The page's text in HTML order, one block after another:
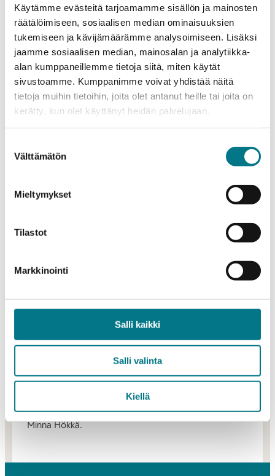
Käytämme evästeitä tarjoamamme sisällön ja mainosten
räätälöimiseen, sosiaalisen median ominaisuuksien
tukemiseen ja kävijämäärämme analysoimiseen. Lisäksi
jaamme sosiaalisen median, mainosalan ja analytiikka-
alan kumppaneillemme tietoja siitä, miten käytät
sivustoamme. Kumppanimme voivat yhdistää näitä
tietoja muihin tietoihin, joita olet antanut heille tai joita on
kerätty, kun olet käyttänyt heidän palvelujaan.
valinta
Välttämätön
Mieltymykset
Tilastot
Markkinointi
Salli kaikki
Salli valinta
Kiellä
ohjaa useita väitöskirjatutkijoita.
Minna Hökän urapolku on osoitus pitkäjänteisestä
ammatillisesta kehittymisestä. Hän on työskennellyt
sairaanhoitajana muun muassa kotisairaalassa ja
edennyt koulutuksen kautta kliiniseksi asiantuntijaksi
(YAMK), hoitotieteen maisteriksi ja tohtoriksi.
Sairaanhoitajien osaamisen ja koulutuksen
josta hän on itse erinomainen esimerkki.
Lämpimät onnittelut, dosentti Minna Hökkä!
Kajaanin ammattikorkeakoulun yliopettaja, dosentti
Minna Hökkä.